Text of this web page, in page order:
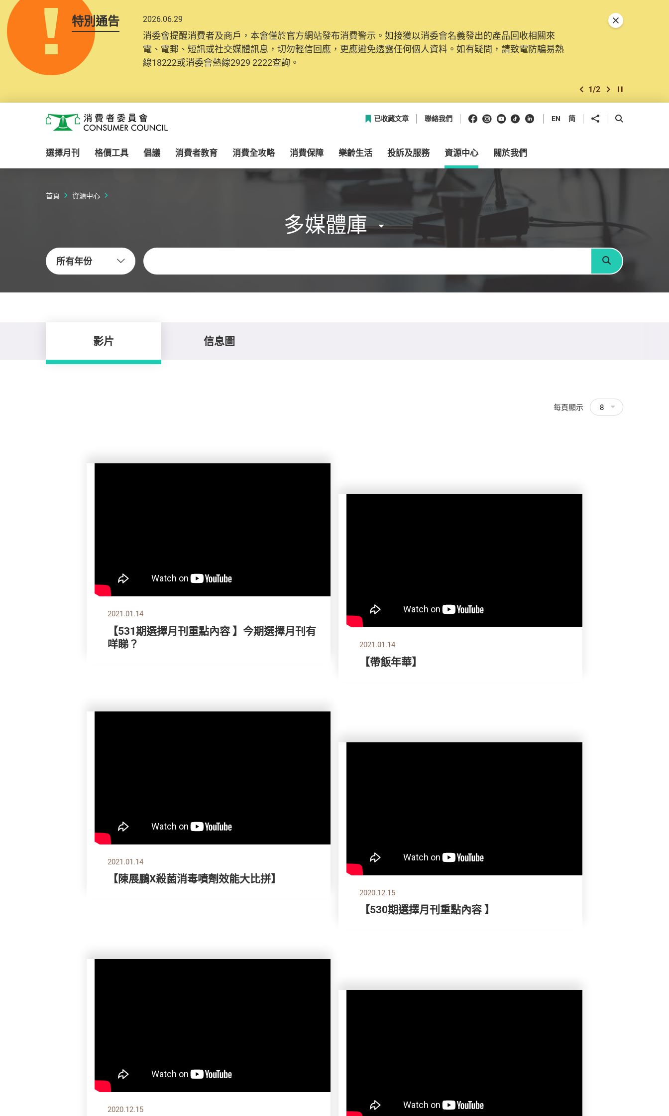
特別通告 2026.06.29
消委會提醒消費者及商戶，本會僅於官方網站發布消費警示。如接獲以消委會名義發出的產品回收相關來
電、電郵、短訊或社交媒體訊息，切勿輕信回應，更應避免透露任何個人資料。如有疑問，請致電防騙易熱
線18222或消委會熱線2929 2222查詢。
上一個
1/2 下一個開始/暫停幻燈
關閉特別通告
消費者委員會
已收藏文章 聯絡我們 Facebook
Instagram
Youtube
抖音領英 EN 简 分享到 開啟搜尋框
選擇月刊 格價工具 倡議 消費者教育 消費全攻略 消費保障 樂齡生活 投訴及服務 資源中心 關於我們
首頁 資源中心
多媒體庫
所有年份
關鍵字
搜尋
影片 信息圖
每頁顯示 8
2021.01.14
【531期選擇月刊重點內容 】今期選擇月刊有
咩睇？
2021.01.14
【帶飯年華】
2021.01.14
【陳展鵬X殺菌消毒噴劑效能大比拼】
2020.12.15
【530期選擇月刊重點內容 】
2020.12.15